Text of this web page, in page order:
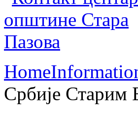
Home
Србије Старим